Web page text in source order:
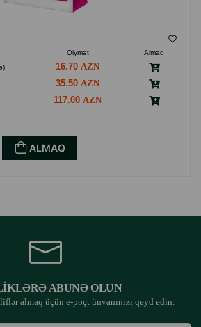
Qiymət
Almaq
16.70
35.50
117.00
ALMAQ
ABUNƏ OLUN
almaq üçün e-poçt ünvanınızı qeyd edin.